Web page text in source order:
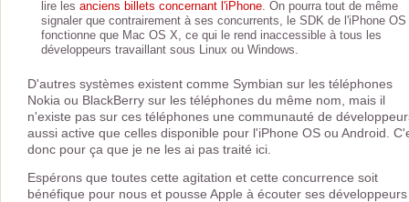
lire les anciens billets concernant l'iPhone. On pourra tout de même
signaler que contrairement à ses concurrents, le SDK de l'iPhone OS
fonctionne que Mac OS X, ce qui le rend inaccessible à tous les
développeurs travaillant sous Linux ou Windows.
D'autres systèmes existent comme Symbian sur les téléphones
Nokia ou BlackBerry sur les téléphones du même nom, mais il
n'existe pas sur ces téléphones une communauté de
aussi active que celles disponible pour l'iPhone OS ou Android.
donc pour ça que je ne les ai pas traité ici.
Espérons que toutes cette agitation et cette concurrence soit
bénéfique pour nous et pousse Apple à écouter ses